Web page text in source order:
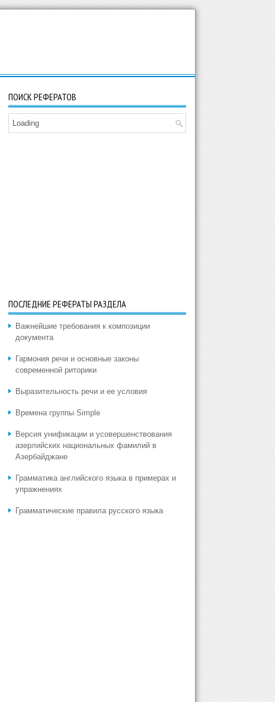
ПОИСК РЕФЕРАТОВ
Loading
ПОСЛЕДНИЕ РЕФЕРАТЫ РАЗДЕЛА
Важнейшие требования к композиции
документа
Гармония речи и основные законы
современной риторики
Выразительность речи и ее условия
Времена группы Simple
Версия унификации и усовершенствования
азерлийских национальных фамилий в
Азербайджане
Грамматика английского языка в примерах и
упражнениях
Грамматические правила русского языка